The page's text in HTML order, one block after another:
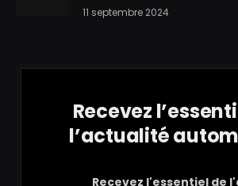
11 septembre 2024
Recevez
l’actualité
Recevez l'essentiel de